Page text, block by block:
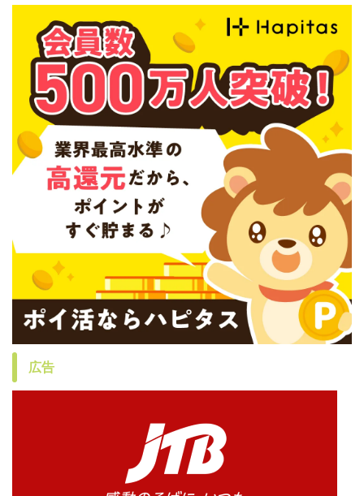
広告